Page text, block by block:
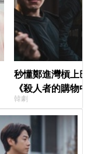
秒懂鄭進灣槓上
《殺人者的購物
快速複習
韓劇